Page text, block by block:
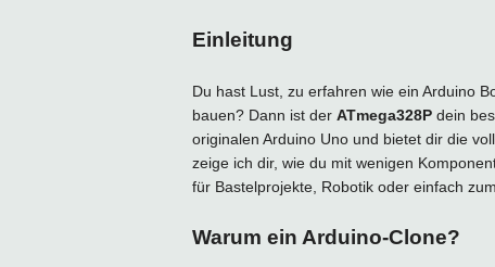
Einleitung
Du hast Lust, zu erfahren wie ein Arduino
bauen? Dann ist der ATmega328Pdein
originalen Arduino Uno und bietet dir die
zeige ich dir, wie du mit wenigen
für Bastelprojekte, Robotik oder einfach
Warum ein Arduino-Clone?